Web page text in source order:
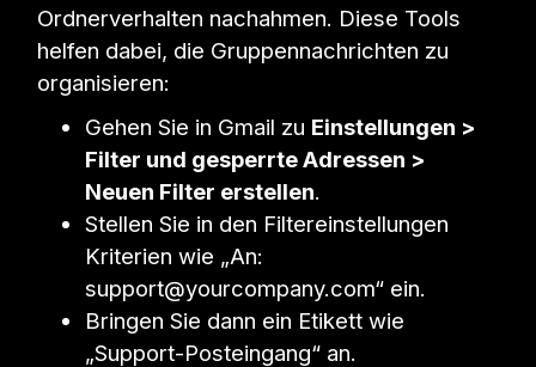
Ordnerverhalten nachahmen. Diese Tools
helfen dabei, die Gruppennachrichten zu
organisieren:
Gehen Sie in Gmail zu Einstellungen >
Filter und gesperrte Adressen >
Neuen Filter erstellen.
Stellen Sie in den Filtereinstellungen
Kriterien wie „An:
support@yourcompany.com“ ein.
Bringen Sie dann ein Etikett wie
„Support-Posteingang“ an.